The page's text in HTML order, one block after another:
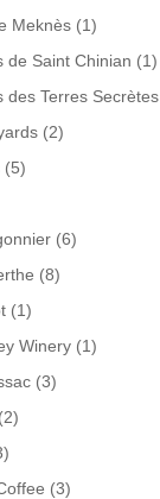
Meknès (1)
de Saint Chinian (1)
des Terres Secrètes
(2)
(5)
(6)
(8)
(1)
Winery (1)
(3)
(2)
(3)